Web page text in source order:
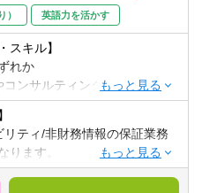
業務
アント：金融機関（銀行・証
】
クライアントを支援し、最先端
スに携わることができます
ドバイザリー業務の両方を提
め、知見の蓄積およびキャリ
げることができます
） 英語力を活かす
スキル】
れか
ンサルティングファームでの
ティ情報・非財務情報の保証
のある方
いて、環境安全管理、環境保
ー管理、公害防止管理、施設
ご経験のある方（5年以上）
リティ/非財務情報の保証業務
ります。
リティ/非財務情報の保証にお
ームメンバーとして、経験・